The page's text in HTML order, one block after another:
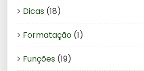
Dicas (18)
Formatação (1)
Funções (19)